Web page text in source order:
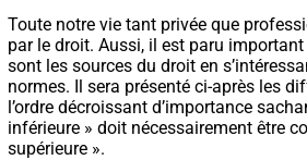
Toute notre vie tant privée que
par le droit. Aussi, il est paru
sont les sources du droit en
normes. Il sera présenté ci-après les
l’ordre décroissant d’importance
inférieure » doit nécessairement être
supérieure ».